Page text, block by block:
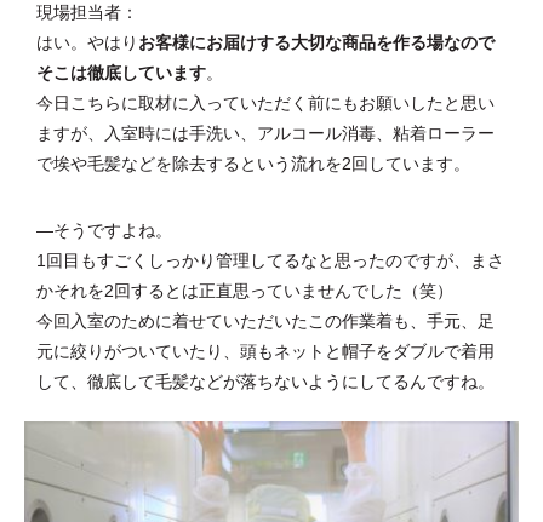
現場担当者：
はい。やはり お客様にお届けする大切な商品を作る場なので
そこは徹底しています。
今日こちらに取材に入っていただく前にもお願いしたと思い
ますが、入室時には手洗い、アルコール消毒、粘着ローラー
で埃や毛髪などを除去するという流れを2回しています。
―そうですよね。
1回目もすごくしっかり管理してるなと思ったのですが、まさ
かそれを2回するとは正直思っていませんでした（笑）
今回入室のために着せていただいたこの作業着も、手元、足
元に絞りがついていたり、頭もネットと帽子をダブルで着用
して、徹底して毛髪などが落ちないようにしてるんですね。